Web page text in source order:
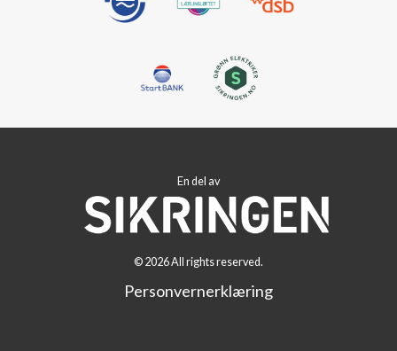
En del av
© 2026 All rights reserved.
Personvernerklæring